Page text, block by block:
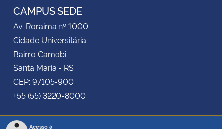
Advocacia-Geral da União
CAMPUS SEDE
Av. Roraima nº 1000
Cidade Universitária
Bairro Camobi
Santa Maria - RS
CEP: 97105-900
+55 (55) 3220-8000
Acesso à